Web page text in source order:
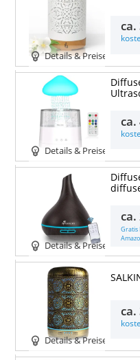
Details & Preise
ca.
Details & Preise
ca.
Details & Preise
ca.
Gratis
Details & Preise
ca.